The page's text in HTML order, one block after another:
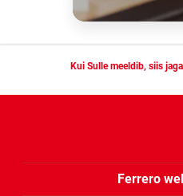
Kui Sulle meeldib, siis
Ferrero